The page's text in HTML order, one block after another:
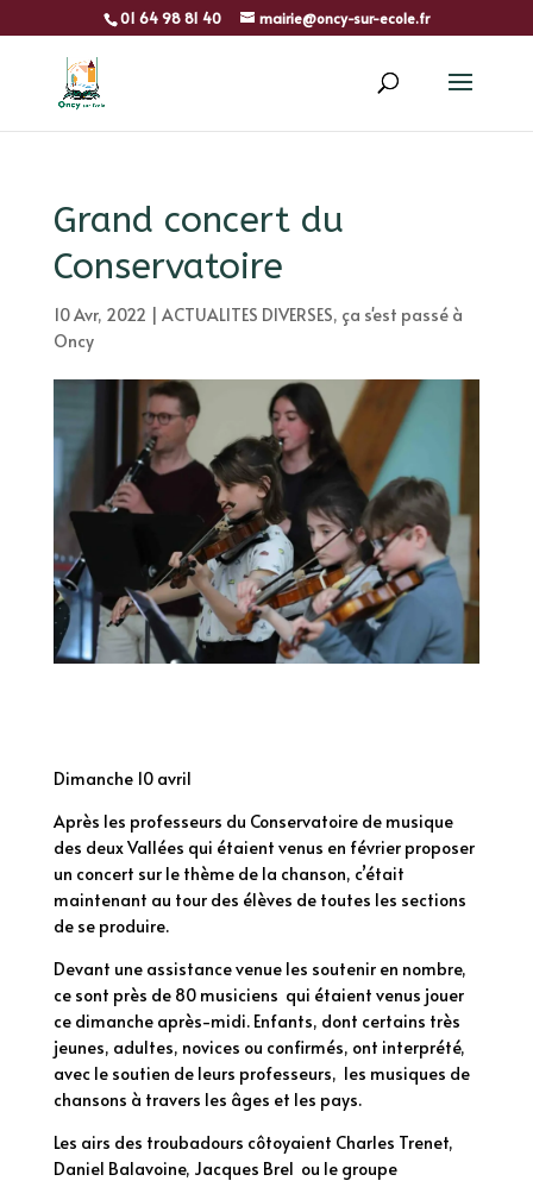
01 64 98 81 40 mairie@oncy-sur-ecole.fr
Grand concert du
Conservatoire
10 Avr, 2022 | ACTUALITES DIVERSES, ça s'est passé à
Oncy
Dimanche 10 avril
Après les professeurs du Conservatoire de musique
des deux Vallées qui étaient venus en février proposer
un concert sur le thème de la chanson, c’était
maintenant au tour des élèves de toutes les sections
de se produire.
Devant une assistance venue les soutenir en nombre,
ce sont près de 80 musiciens qui étaient venus jouer
ce dimanche après-midi. Enfants, dont certains très
jeunes, adultes, novices ou confirmés, ont interprété,
avec le soutien de leurs professeurs, les musiques de
chansons à travers les âges et les pays.
Les airs des troubadours côtoyaient Charles Trenet,
Daniel Balavoine, Jacques Brel ou le groupe